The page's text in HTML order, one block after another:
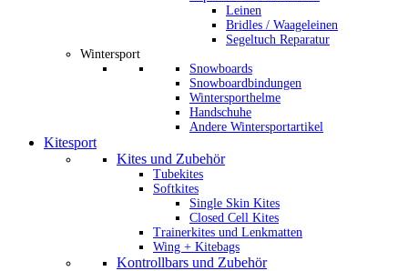
Leinen
Bridles / Waageleinen
Segeltuch Reparatur
Wintersport
Snowboards
Snowboardbindungen
Wintersporthelme
Handschuhe
Andere Wintersportartikel
Kitesport
Kites und Zubehör
Tubekites
Softkites
Single Skin Kites
Closed Cell Kites
Trainerkites und Lenkmatten
Wing + Kitebags
Kontrollbars und Zubehör